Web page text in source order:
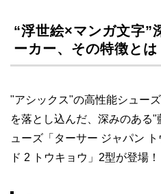
“浮世絵×マンガ文字”
ーカー、その特徴とは
"アシックス"の高性能シュー
を落とし込んだ、深みのある
ューズ「ターサー ジャパン
ド 2 トウキョウ」2型が登場！